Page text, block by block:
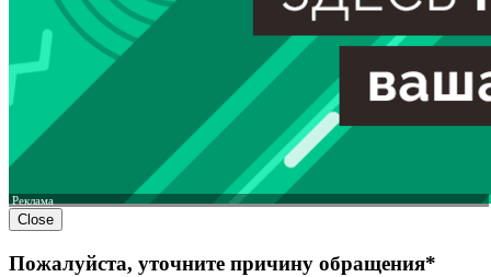
Реклама
Close
Пожалуйста, уточните причину обращения*